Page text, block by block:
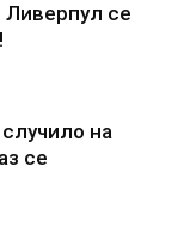
Ливерпул се
на
се